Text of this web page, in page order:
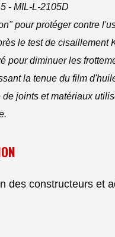
- MIL-L-2105D
pour protéger contre
le test de
pour diminuer les
la tenue du film
joints et matériaux
des constructeurs et